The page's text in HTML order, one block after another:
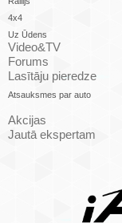
4x4
Uz Ūdens
Video&TV
Forums
Lasītāju pieredze
Atsauksmes par auto
Akcijas
Jautā ekspertam